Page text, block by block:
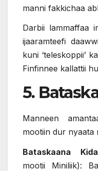
manni fakkichaa
Darbii lammaffaa
ijaaramteefi
kuni ‘teleskoppii’
Finfinnee kallattii
5.
Manneen
mootiin dur nyaata
Bataskaana
mootii Miniliik):